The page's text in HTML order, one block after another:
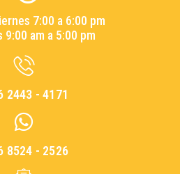
7:00 a 6:00 pm
9:00 am a 5:00 pm
2443 - 4171
8524 - 2526